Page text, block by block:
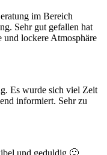
im Bereich
Sehr gut gefallen hat
und lockere Atmosphäre
Es wurde sich viel Zeit
informiert. Sehr zu
und geduldig 🙂